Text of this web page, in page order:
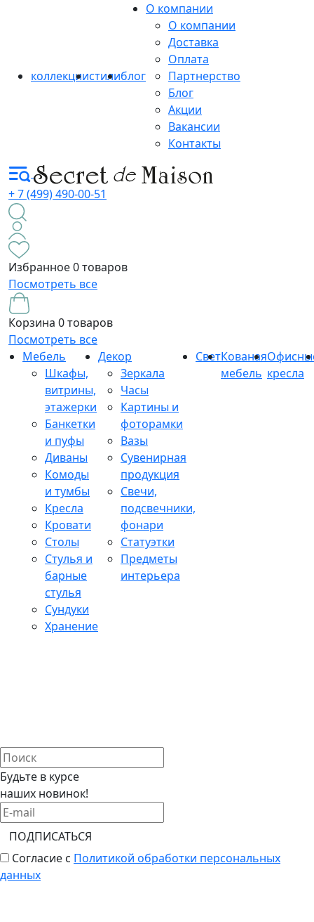
коллекциистилиблог
О компании
О компании
Доставка
Оплата
Партнерство
Блог
Акции
Вакансии
Контакты
+ 7 (499) 490-00-51
Избранное0 товаров
Посмотреть все
Корзина 0 товаров
Посмотреть все
Мебель
Шкафы,
витрины,
этажерки
Банкетки
и пуфы
Диваны
Комоды
и тумбы
Кресла
Кровати
Столы
Стулья и
барные
стулья
Сундуки
Хранение
Декор
Зеркала
Часы
Картины и
фоторамки
Вазы
Сувенирная
продукция
Свечи,
подсвечники,
фонари
Статуэтки
Предметы
интерьера
СветКованая
мебель кресла
Будьте в курсе
наших новинок!
ПОДПИСАТЬСЯ
Согласие с Политикой обработки персональных
данных